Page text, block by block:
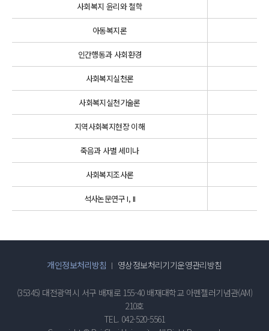
사회복지 윤리와 철학
아동복지론
인간행동과 사회환경
사회복지실천론
사회복지실천기술론
지역사회복지현장 이해
죽음과 사별 세미나
사회복지조사론
석사논문연구 I, II
개인정보처리방침 영상정보처리기기운영관리방침
(35345) 대전광역시 서구 배재로 155-40 배재대학교 아펜젤러기념관(AM)
210호
TEL. 042-520-5561